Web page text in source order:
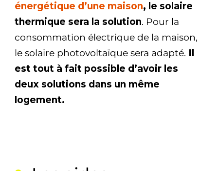
énergétique d’une maison, le solaire
thermique sera la solution. Pour la
consommation électrique de la maison,
le solaire photovoltaïque sera adapté. Il
est tout à fait possible d’avoir les
deux solutions dans un même
logement.